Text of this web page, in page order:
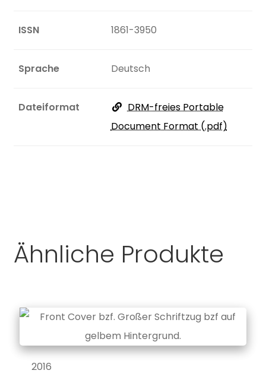
ISSN 1861-3950
Sprache Deutsch
Dateiformat
DRM-freies Portable
Document Format (.pdf)
Ähnliche Produkte
2016